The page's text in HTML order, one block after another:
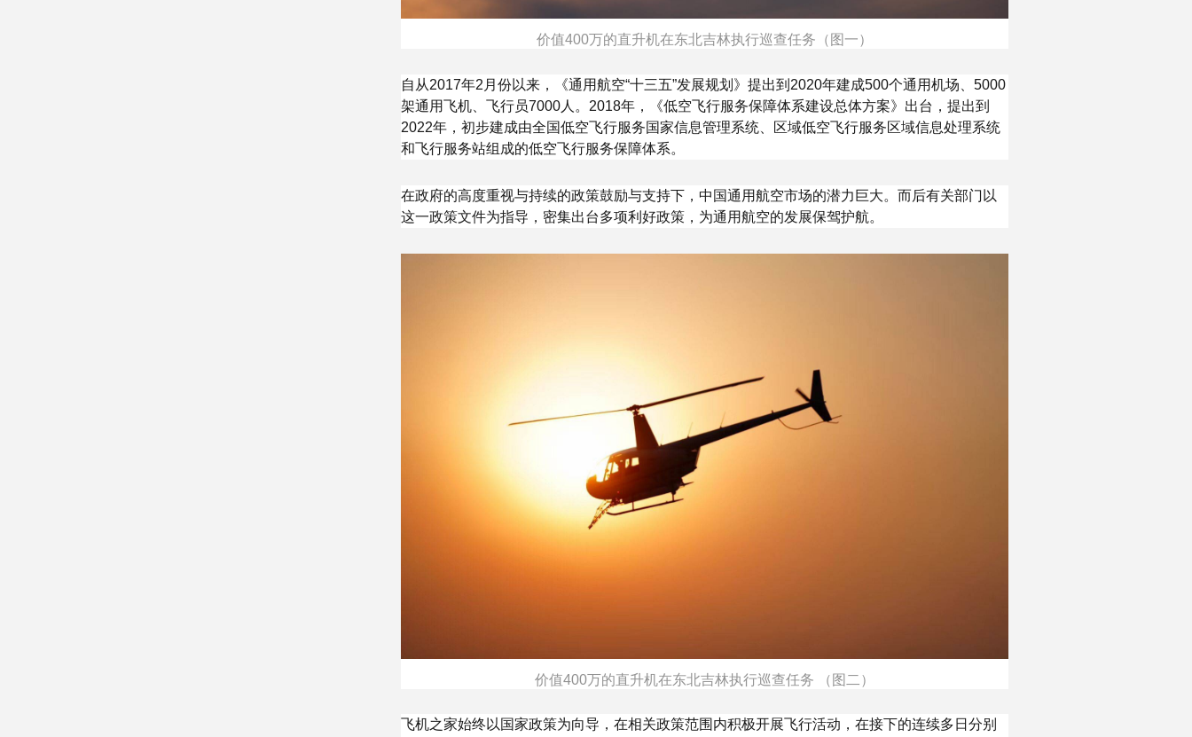
价值400万的直升机在东北吉林执行巡查任务（图一）
自从2017年2月份以来，《通用航空“十三五”发展规划》提出到2020年建成500个通用机场、5000
架通用飞机、飞行员7000人。2018年，《低空飞行服务保障体系建设总体方案》出台，提出到
2022年，初步建成由全国低空飞行服务国家信息管理系统、区域低空飞行服务区域信息处理系统
和飞行服务站组成的低空飞行服务保障体系。
在政府的高度重视与持续的政策鼓励与支持下，中国通用航空市场的潜力巨大。而后有关部门以
这一政策文件为指导，密集出台多项利好政策，为通用航空的发展保驾护航。
价值400万的直升机在东北吉林执行巡查任务 （图二）
飞机之家始终以国家政策为向导，在相关政策范围内积极开展飞行活动，在接下的连续多日分别